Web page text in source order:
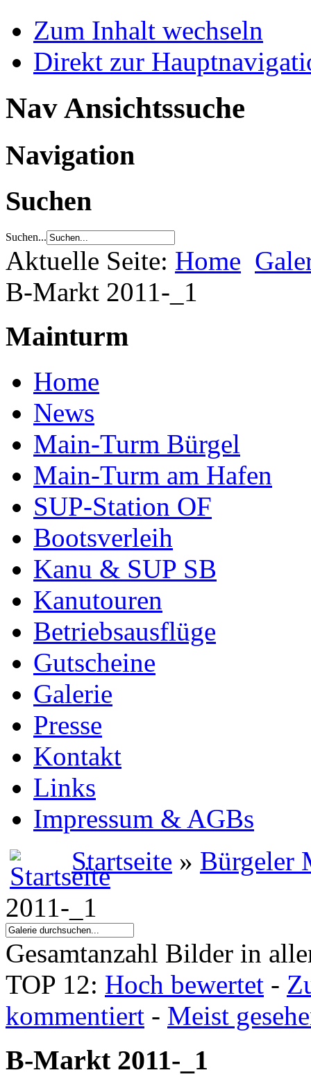
Zum Inhalt wechseln
Direkt zur
Nav Ansichtssuche
Navigation
Suchen
Suchen...
Aktuelle Seite: Home
B-Markt 2011-_1
Mainturm
Home
News
Main-Turm Bürgel
Main-Turm am Hafen
SUP-Station OF
Bootsverleih
Kanu & SUP SB
Kanutouren
Betriebsausflüge
Gutscheine
Galerie
Presse
Kontakt
Links
Impressum & AGBs
Startseite » Bürgeler
2011-_1
Gesamtanzahl Bilder in
TOP 12: Hoch bewertet -
kommentiert - Meist
B-Markt 2011-_1